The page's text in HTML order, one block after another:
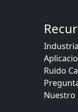
Ruido
Nuestro